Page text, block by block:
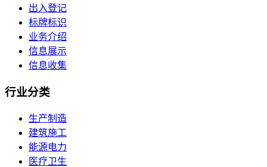
出入登记
标牌标识
业务介绍
信息展示
信息收集
行业分类
生产制造
建筑施工
能源电力
医疗卫生